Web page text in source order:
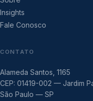
Insights
Fale Conosco
CONTATO
Alameda Santos, 1165
CEP: 01419-002 — Jardim
São Paulo — SP